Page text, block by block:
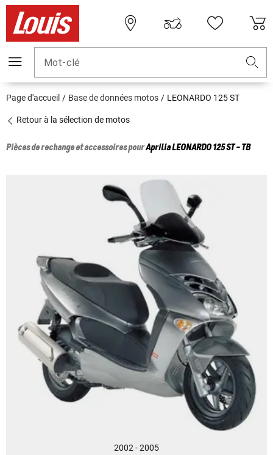
Mot-clé
Page d'accueil Base de données motos LEONARDO 125 ST
Retour à la sélection de motos
Pièces de rechange et accessoires pourApriliaLEONARDO 125 ST - TB
2002 - 2005